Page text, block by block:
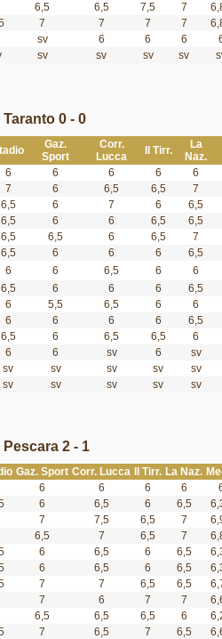
6,5 6,5 7,5 7
7 7 7 7
sv 6 6 6
sv sv sv sv
0 - 0
Gaz.
Sport
Corr.
Lucca
Il Tirr.
La
Naz.
6 6 6 6
6
7 6 6,5 6,5
7
6,5 6 7 6
6,5
6,5 6 6 6,5
6,5
6,5 6,5 6 6,5
7
6,5 6 6 6
6,5
6 6 6,5 6
6
6,5 6 6 6
6,5
6 5,5 6,5 6
6
6 6 6 6
6,5
6,5 6 6,5 6,5
6
6 6 sv 6
sv
sv sv sv sv
sv
sv sv sv sv sv
2 - 1
Gaz. Sport Corr. Lucca Il Tirr. La Naz.
6 6 6 6
6 6,5 6 6,5
7 7,5 6,5 7
6,5 7 6,5 7
6 6,5 6 6,5
6 6,5 6 6,5
7 7 6,5 6,5
7 6 7 7
6,5 6,5 6,5 6
7 6,5 7 6,5